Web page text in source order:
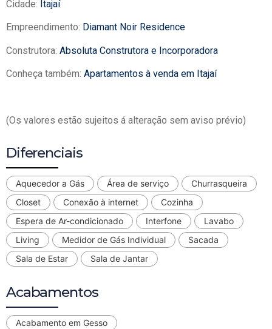
Cidade: Itajaí
Empreendimento: Diamant Noir Residence
Construtora: Absoluta Construtora e Incorporadora
Conheça também: Apartamentos à venda em Itajaí
(Os valores estão sujeitos á alteração sem aviso prévio)
Diferenciais
Aquecedor a Gás Área de serviço
Churrasqueira
Closet
Conexão à internet
Cozinha
Espera de Ar-condicionado
Interfone
Lavabo
Living
Medidor de Gás Individual
Sacada
Sala de Estar
Sala de Jantar
Acabamentos
Acabamento em Gesso